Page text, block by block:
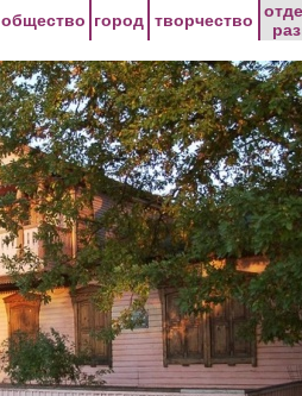
общество город творчество